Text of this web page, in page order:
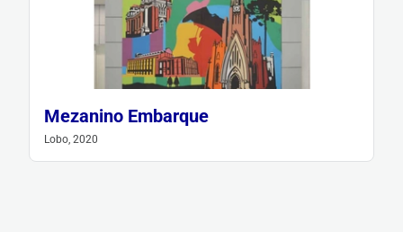
Mezanino Embarque
Lobo, 2020